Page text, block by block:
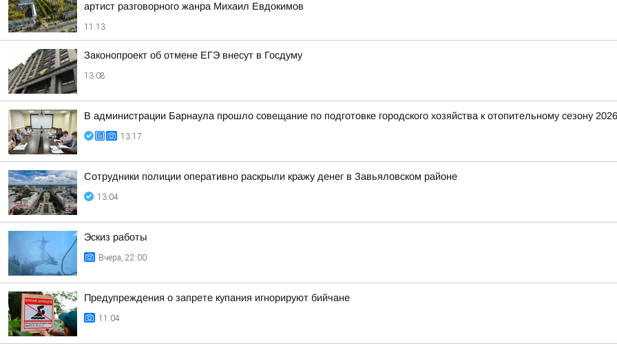
артист разговорного жанра Михаил Евдокимов
11:13
Законопроект об отмене ЕГЭ внесут в Госдуму
13:08
В администрации Барнаула прошло совещание по подготовке городского хозяйства к отопительному сезону
13:17
Сотрудники полиции оперативно раскрыли кражу денег в Завьяловском районе
13:04
Эскиз работы
Вчера, 22:00
Предупреждения о запрете купания игнорируют бийчане
11:04